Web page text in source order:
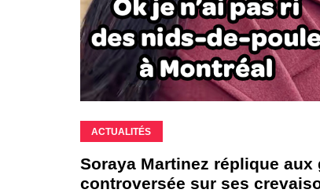
ACTUALITÉS
Soraya Martinez réplique
controversée sur ses